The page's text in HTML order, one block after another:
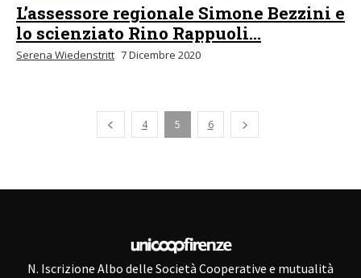
L’assessore regionale Simone Bezzini e
lo scienziato Rino Rappuoli...
Serena Wiedenstritt 7 Dicembre 2020
Pagina precedente
4 5 6
N. Iscrizione Albo delle Società Cooperative e mutualità